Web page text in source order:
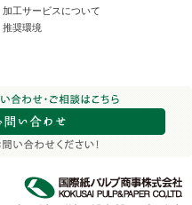
加工サービスについて
推奨環境